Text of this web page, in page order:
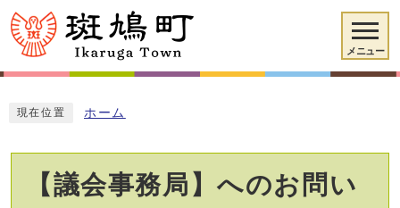
メニュー
現在位置 ホーム
【議会事務局】へのお問い